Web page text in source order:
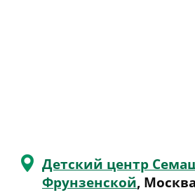
Детский центр
Фрунзенской, Москва